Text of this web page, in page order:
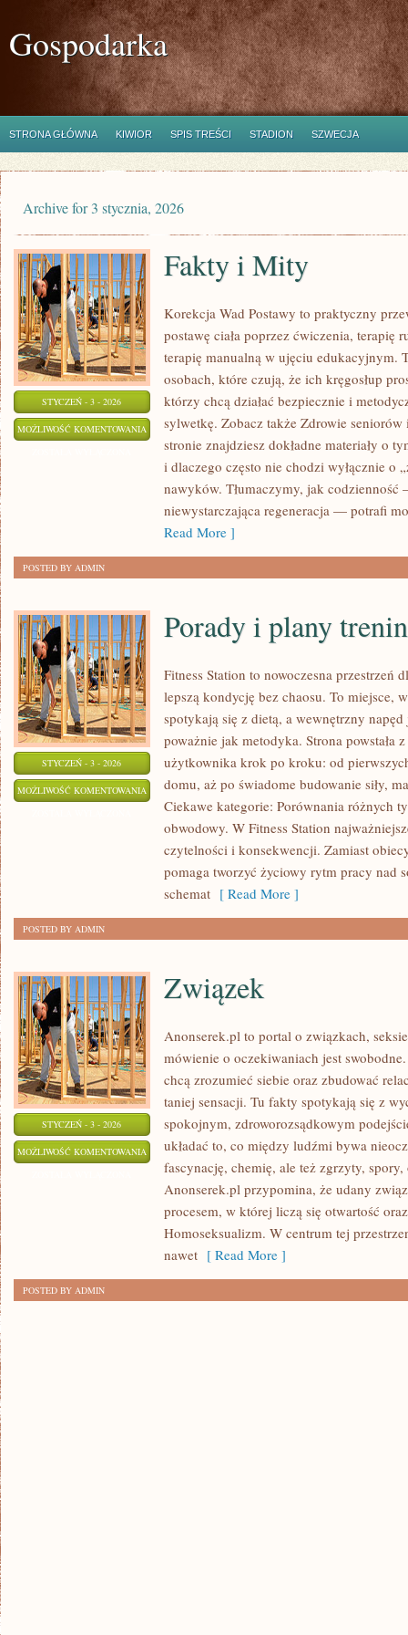
Gospodarka
STRONA GŁÓWNA KIWIOR SPIS TREŚCI STADION SZWECJA
Archive for 3 stycznia, 2026
STYCZEŃ - 3 - 2026
MOŻLIWOŚĆ KOMENTOWANIA FAKTY
MITY
Fakty i Mity
Korekcja Wad Postawy to praktyczny
postawę ciała poprzez ćwiczenia, terapię
terapię manualną w ujęciu edukacyjnym.
osobach, które czują, że ich kręgosłup
którzy chcą działać bezpiecznie i
sylwetkę. Zobacz także Zdrowie
stronie znajdziesz dokładne materiały o
i dlaczego często nie chodzi wyłącznie o
nawyków. Tłumaczymy, jak codzienność
niewystarczająca regeneracja — potrafi
Read More ]
POSTED BY ADMIN
STYCZEŃ - 3 - 2026
MOŻLIWOŚĆ KOMENTOWANIA PORADY
PLANY
TRENINGOWE
Porady i plany
Fitness Station to nowoczesna przestrzeń
lepszą kondycję bez chaosu. To miejsce,
spotykają się z dietą, a wewnętrzny
poważnie jak metodyka. Strona powstała
użytkownika krok po kroku: od
domu, aż po świadome budowanie siły,
Ciekawe kategorie: Porównania różnych
obwodowy. W Fitness Station
czytelności i konsekwencji. Zamiast
pomaga tworzyć życiowy rytm pracy nad
schemat [ Read More ]
POSTED BY ADMIN
STYCZEŃ - 3 - 2026
MOŻLIWOŚĆ KOMENTOWANIA ZWIĄZEK
Związek
Anonserek.pl to portal o związkach,
mówienie o oczekiwaniach jest
chcą zrozumieć siebie oraz zbudować
taniej sensacji. Tu fakty spotykają się z
spokojnym, zdroworozsądkowym
układać to, co między ludźmi bywa
fascynację, chemię, ale też zgrzyty,
Anonserek.pl przypomina, że udany
procesem, w której liczą się otwartość
Homoseksualizm. W centrum tej
nawet [ Read More ]
POSTED BY ADMIN